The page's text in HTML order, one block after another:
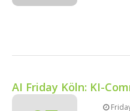
AI Friday Köln: KI-